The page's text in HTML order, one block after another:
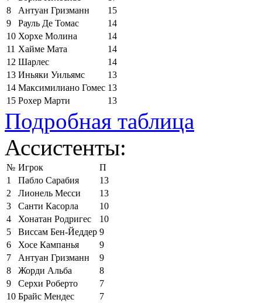
8
Антуан Гризманн
15
9
Рауль Де Томас
14
10 Хорхе Молина
14
11 Хайме Мата
14
12 Шарлес
14
13 Иньяки Уильямс
13
14 Максимилиано Гомес 13
15 Рохер Марти 13
Подробная таблица
Ассистенты:
№ Игрок
П
1
Пабло Сарабия
13
2
Лионель Месси
13
3
Санти Касорла
10
4
Хонатан Родригес
10
5
Виссам Бен-Йеддер 9
6
Хосе Кампанья
9
7
Антуан Гризманн
9
8
Жорди Альба
8
9
Серхи Роберто
7
10 Брайс Мендес
7